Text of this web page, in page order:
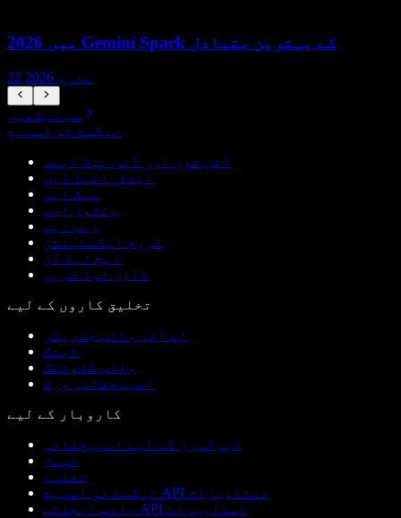
2026 میں Gemini Spark کے بہترین متبادل
22 مئی، 2026
سب دیکھیں
ٹیکسٹ ٹو اسپیچ
آئی فون اور آئی پیڈ ایپس
اینڈرائیڈ ایپ
میک ایپ
ونڈوز ایپ
ویب ایپ
کروم ایکسٹینشن
ایج ایڈ آن
ڈاؤن لوڈ کریں
تخلیق کاروں کے لیے
اے آئی وائس جنریٹر
ڈبنگ
وائس کلوننگ
اسپیچفائی ورک
کاروبار کے لیے
ڈیولپرز کے لیے اسپیچفائی
ٹیمز
تعلیم
ٹیکسٹ ٹو اسپیچ API دستاویزات
وائس ایجنٹس API دستاویزات